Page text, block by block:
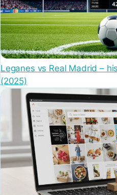
Leganes vs Real Madrid –
(2025)